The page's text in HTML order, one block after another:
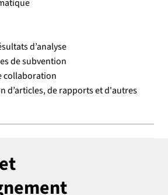
d’analyse
de subvention
collaboration
d’articles, de rapports et d'autres